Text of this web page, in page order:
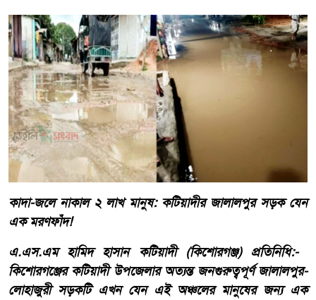
কাদা-জলে নাকাল ২ লাখ মানুষ: কটিয়াদীর জালালপুর সড়ক যেন
এক মরণফাঁদ!
​এ.এস.এম হামিদ হাসান কটিয়াদী (কিশোরগঞ্জ) প্রতিনিধি:- ​
কিশোরগঞ্জের কটিয়াদী উপজেলার অত্যন্ত জনগুরুত্বপূর্ণ জালালপুর-
লোহাজুরী সড়কটি এখন যেন এই অঞ্চলের মানুষের জন্য এক